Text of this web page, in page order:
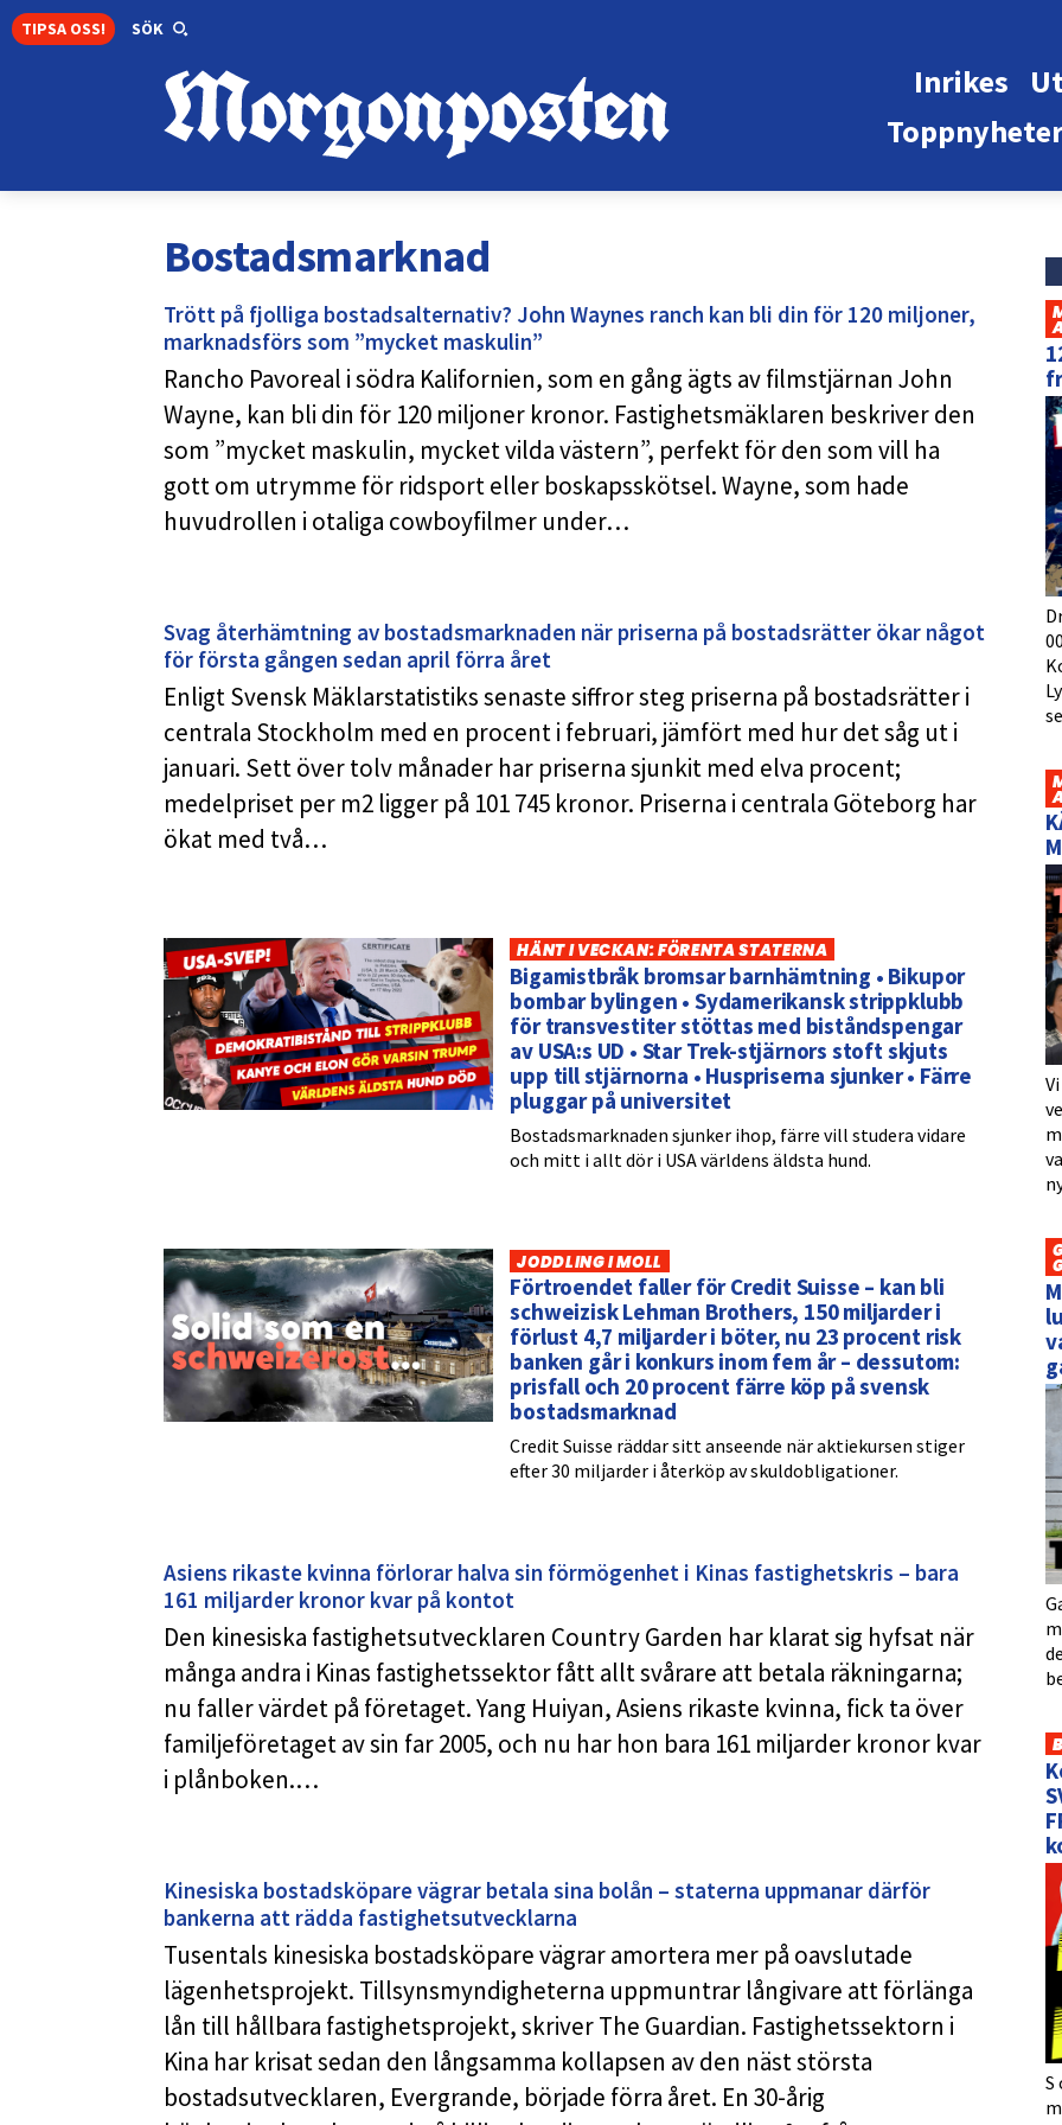
TIPSA OSS! SÖK
Inrikes
Bostadsmarknad
Trött på fjolliga bostadsalternativ? John Waynes ranch kan bli din för 120 miljoner,
marknadsförs som ”mycket maskulin”
Rancho Pavoreal i södra Kalifornien, som en gång ägts av filmstjärnan John
Wayne, kan bli din för 120 miljoner kronor. Fastighetsmäklaren beskriver den
som ”mycket maskulin, mycket vilda västern”, perfekt för den som vill ha
gott om utrymme för ridsport eller boskapsskötsel. Wayne, som hade
huvudrollen i otaliga cowboyfilmer under…
Svag återhämtning av bostadsmarknaden när priserna på bostadsrätter ökar något
för första gången sedan april förra året
Enligt Svensk Mäklarstatistiks senaste siffror steg priserna på bostadsrätter i
centrala Stockholm med en procent i februari, jämfört med hur det såg ut i
januari. Sett över tolv månader har priserna sjunkit med elva procent;
medelpriset per m2 ligger på 101 745 kronor. Priserna i centrala Göteborg har
ökat med två…
HÄNT I VECKAN: FÖRENTA STATERNA
Bigamistbråk bromsar barnhämtning • Bikupor
bombar bylingen • Sydamerikansk strippklubb
för transvestiter stöttas med biståndspengar
av USA:s UD • Star Trek-stjärnors stoft skjuts
upp till stjärnorna • Huspriserna sjunker • Färre
pluggar på universitet
Bostadsmarknaden sjunker ihop, färre vill studera vidare
och mitt i allt dör i USA världens äldsta hund.
JODDLING I MOLL
Förtroendet faller för Credit Suisse – kan bli
schweizisk Lehman Brothers, 150 miljarder i
förlust 4,7 miljarder i böter, nu 23 procent risk
banken går i konkurs inom fem år – dessutom:
prisfall och 20 procent färre köp på svensk
bostadsmarknad
Credit Suisse räddar sitt anseende när aktiekursen stiger
efter 30 miljarder i återköp av skuldobligationer.
Asiens rikaste kvinna förlorar halva sin förmögenhet i Kinas fastighetskris – bara
161 miljarder kronor kvar på kontot
Den kinesiska fastighetsutvecklaren Country Garden har klarat sig hyfsat när
många andra i Kinas fastighetssektor fått allt svårare att betala räkningarna;
nu faller värdet på företaget. Yang Huiyan, Asiens rikaste kvinna, fick ta över
familjeföretaget av sin far 2005, och nu har hon bara 161 miljarder kronor kvar
i plånboken.…
Kinesiska bostadsköpare vägrar betala sina bolån – staterna uppmanar därför
bankerna att rädda fastighetsutvecklarna
Tusentals kinesiska bostadsköpare vägrar amortera mer på oavslutade
lägenhetsprojekt. Tillsynsmyndigheterna uppmuntrar långivare att förlänga
lån till hållbara fastighetsprojekt, skriver The Guardian. Fastighetssektorn i
Kina har krisat sedan den långsamma kollapsen av den näst största
bostadsutvecklaren, Evergrande, började förra året. En 30-årig
S